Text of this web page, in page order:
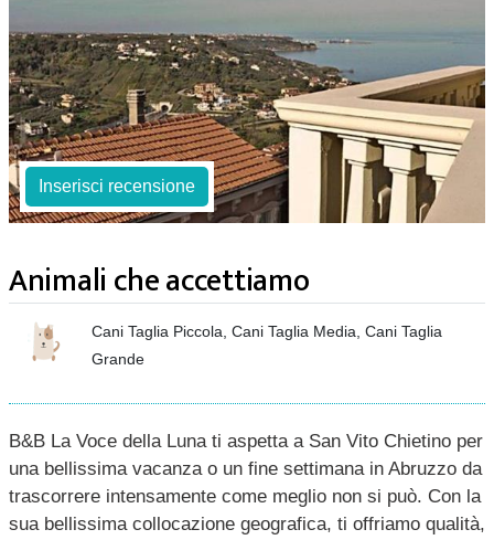
Inserisci recensione
Animali che accettiamo
Cani Taglia Piccola, Cani Taglia Media, Cani Taglia
Grande
B&B La Voce della Luna ti aspetta a San Vito Chietino per
una bellissima vacanza o un fine settimana in Abruzzo da
trascorrere intensamente come meglio non si può. Con la
sua bellissima collocazione geografica, ti offriamo qualità,